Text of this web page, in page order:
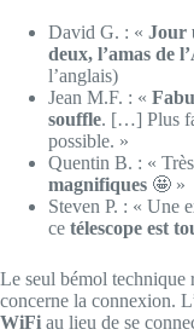
David G. : « Jour
deux, l’amas de
l’anglais)
Jean M.F. : «
souffle. […] Plus
possible. »
Quentin B. : «
magnifiques 🤩 »
Steven P. : « Une
ce télescope est
Le seul bémol technique
concerne la connexion.
WiFi au lieu de se